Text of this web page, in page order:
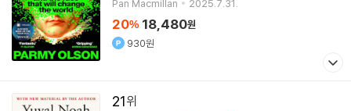
Pan Macmillan
2025.7.31.
20% 18,480원
930원
21